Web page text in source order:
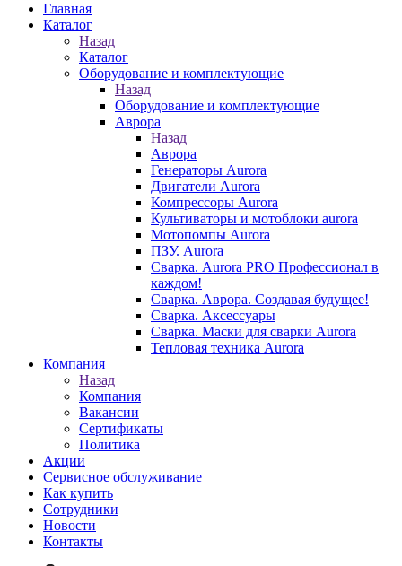
Главная
Каталог
Назад
Каталог
Оборудование и комплектующие
Назад
Оборудование и комплектующие
Аврора
Назад
Аврора
Генераторы Aurora
Двигатели Aurora
Компрессоры Aurora
Культиваторы и мотоблоки aurora
Мотопомпы Aurora
ПЗУ. Aurora
Сварка. Aurora PRO Профессионал в
каждом!
Сварка. Аврора. Создавая будущее!
Сварка. Аксессуары
Сварка. Маски для сварки Aurora
Тепловая техника Aurora
Компания
Назад
Компания
Вакансии
Сертификаты
Политика
Акции
Сервисное обслуживание
Как купить
Сотрудники
Новости
Контакты